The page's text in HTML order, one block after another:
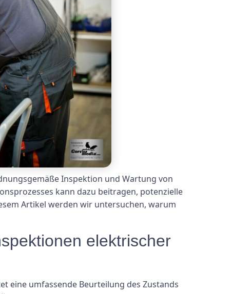
Inspektion und Wartung von
kann dazu beitragen, potenzielle
Artikel werden wir untersuchen, warum
elektrischer
eine umfassende Beurteilung des Zustands